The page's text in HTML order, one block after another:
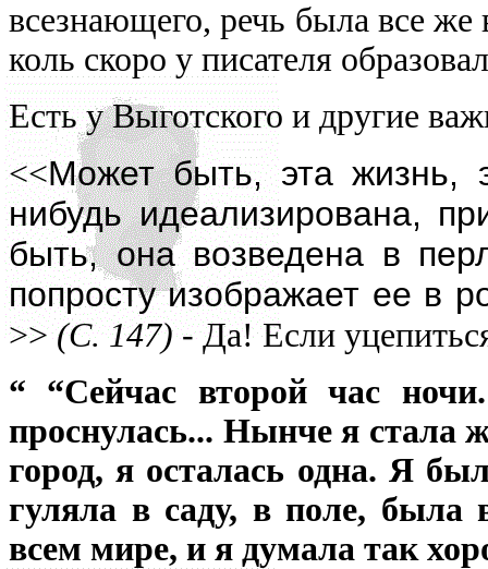
всезнающего, речь была все же
коль скоро у писателя
Есть у Выготского и другие
<<Может быть, эта жизнь,
нибудь идеализирована,
быть, она возведена в
попросту изображает ее в
>>(С. 147)- Да! Если
“ “Сейчас второй час
проснулась... Нынче я стала
город, я осталась одна. Я
гуляла в саду, в поле, была
всем мире, и я думала так